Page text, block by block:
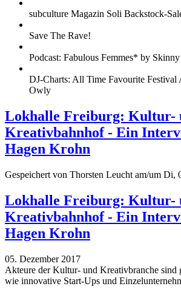
subculture Magazin Soli Backstock-
Save The Rave!
Podcast: Fabulous Femmes* by
DJ-Charts: All Time Favourite Festival
Owly
Lokhalle Freiburg: Kultur-
Kreativbahnhof - Ein
Hagen Krohn
Gespeichert von Thorsten Leucht am/um Di,
Lokhalle Freiburg: Kultur-
Kreativbahnhof - Ein
Hagen Krohn
05. Dezember 2017
Akteure der Kultur- und Kreativbranche sind
wie innovative Start-Ups und